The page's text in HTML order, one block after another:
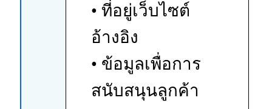
• ที่อยู่เว็บไซต์
อ้างอิง
• ข้อมูลเพื่อการ
สนับสนุนลูกค้า